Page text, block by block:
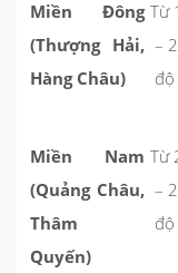
Miền Đông
(Thượng Hải,
Hàng Châu)
Từ
–
độ
Miền Nam
(Quảng Châu,
Thâm
Quyến)
Từ
–
độ